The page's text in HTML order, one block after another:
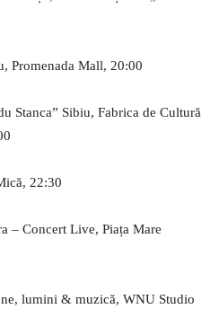
Promenada Mall, 20:00
Stanca” Sibiu, Fabrica de Cultură
22:30
– Concert Live, Piața Mare
lumini & muzică, WNU Studio